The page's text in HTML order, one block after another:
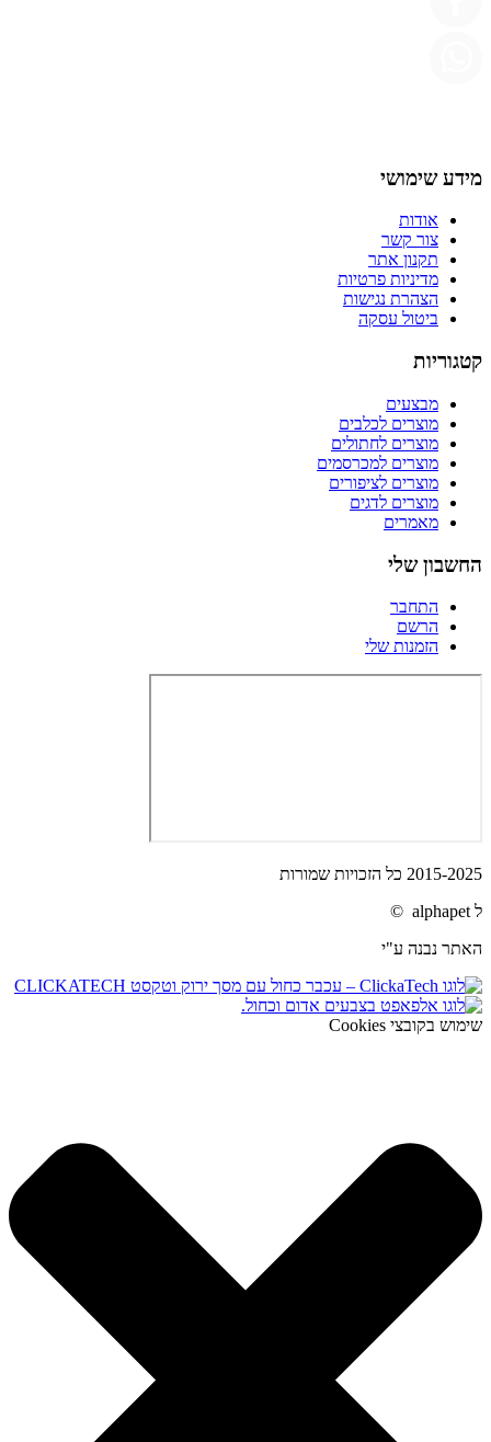
מידע שימושי
אודות
צור קשר
תקנון אתר
מדיניות פרטיות
הצהרת נגישות
ביטול עסקה
קטגוריות
מבצעים
מוצרים לכלבים
מוצרים לחתולים
מוצרים למכרסמים
מוצרים לציפורים
מוצרים לדגים
מאמרים
החשבון שלי
התחבר
הרשם
הזמנות שלי
2015-2025 כל הזכויות שמורות
ל alphapet ©
האתר נבנה ע"י
שימוש בקובצי Cookies